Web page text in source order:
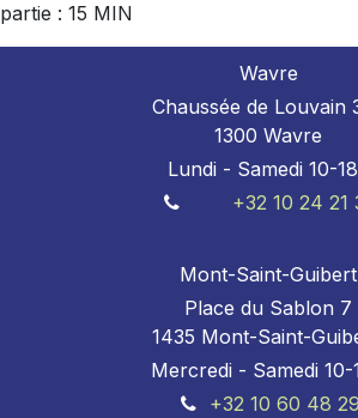
partie : 15 MIN
Wavre
Chaussée de Louvain
1300 Wavre
Lundi - Samedi 10-
+32 10 24 21
Mont-Saint-Guibert
Place du Sablon 7
1435 Mont-Saint-
Mercredi - Samedi 10-
+32 10 60 48 29